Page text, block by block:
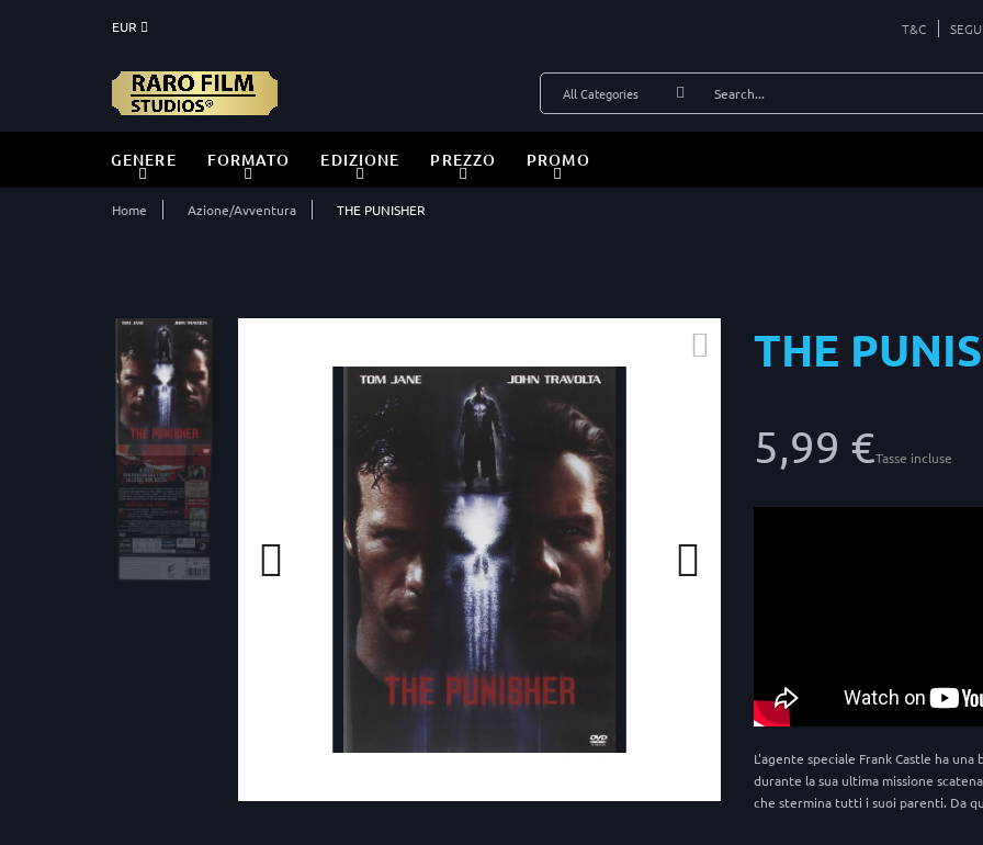
EUR T&C
GENERE FORMATO EDIZIONE PREZZO PROMO
Home Azione/Avventura THE PUNISHER
THE
5,99 €Tasse incluse
L'agente speciale Frank Castle ha
durante la sua ultima missione
che stermina tutti i suoi parenti. Da